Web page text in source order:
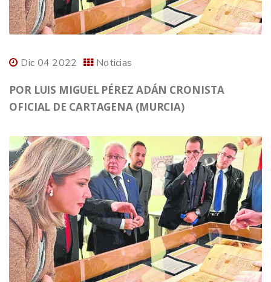
Dic 04 2022 Noticias
POR LUIS MIGUEL PÉREZ ADÁN CRONISTA
OFICIAL DE CARTAGENA (MURCIA)